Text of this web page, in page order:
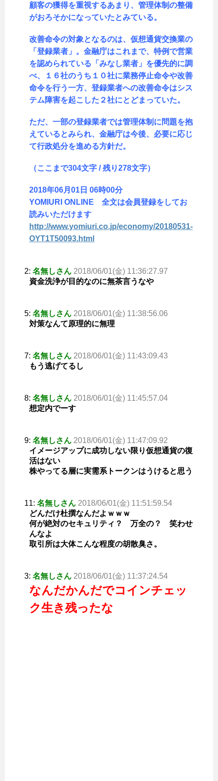
顧客の獲得を重視するあまり、管理体制の整備
がおろそかになっていたとみている。
改善命令の対象となるのは、仮想通貨交換業の
「登録業者」。金融庁はこれまで、特例で営業
を認められている「みなし業者」を優先的に調
べ、１６社のうち１０社に業務停止命令や改善
命令を行う一方、登録業者への改善命令はシス
テム障害を起こした２社にとどまっていた。
ただ、一部の登録業者では管理体制に問題を抱
えているとみられ、金融庁は今後、必要に応じ
て行政処分を進める方針だ。
（ここまで304文字 / 残り278文字）
2018年06月01日 06時00分
YOMIURI ONLINE 全文は会員登録をしてお
読みいただけます
http://www.yomiuri.co.jp/economy/20180531-
OYT1T50093.html
2: 名無しさん 2018/06/01(金) 11:36:27.97
資金洗浄が目的なのに無茶言うなや
5: 名無しさん 2018/06/01(金) 11:38:56.06
対策なんて原理的に無理
7: 名無しさん 2018/06/01(金) 11:43:09.43
もう逃げてるし
8: 名無しさん 2018/06/01(金) 11:45:57.04
想定内でーす
9: 名無しさん 2018/06/01(金) 11:47:09.92
イメージアップに成功しない限り仮想通貨の復
活はない
株やってる層に実需系トークンはうけると思う
11: 名無しさん 2018/06/01(金) 11:51:59.54
どんだけ杜撰なんだよｗｗｗ
何が絶対のセキュリティ？ 万全の？ 笑わせ
んなよ
取引所は大体こんな程度の胡散臭さ。
3: 名無しさん 2018/06/01(金) 11:37:24.54
なんだかんだでコインチェッ
ク生き残ったな